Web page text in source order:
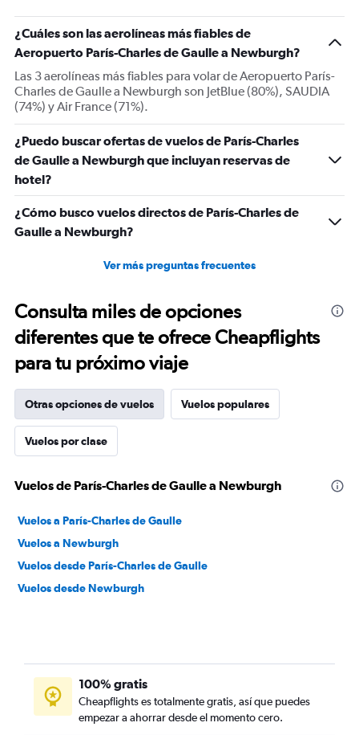
has
2
Y
displaying
Avg.
Price
and
Number
of
flights.
¿Cuáles son las aerolíneas más fiables de
Aeropuerto París-Charles de Gaulle a Newburgh?
Las 3 aerolíneas más fiables para volar de Aeropuerto París-
Charles de Gaulle a Newburgh son JetBlue (80%), SAUDIA
(74%) y Air France (71%).
¿Puedo buscar ofertas de vuelos de París-Charles
de Gaulle a Newburgh que incluyan reservas de
hotel?
¿Cómo busco vuelos directos de París-Charles de
Gaulle a Newburgh?
Ver más preguntas frecuentes
Consulta miles de opciones
diferentes que te ofrece Cheapflights
para tu próximo viaje
Otras opciones de vuelos Vuelos populares
Vuelos por clase
Vuelos de París-Charles de Gaulle a Newburgh
Vuelos a París-Charles de Gaulle
Vuelos a Newburgh
Vuelos desde París-Charles de Gaulle
Vuelos desde Newburgh
100% gratis
Cheapflights es totalmente gratis, así que puedes
empezar a ahorrar desde el momento cero.